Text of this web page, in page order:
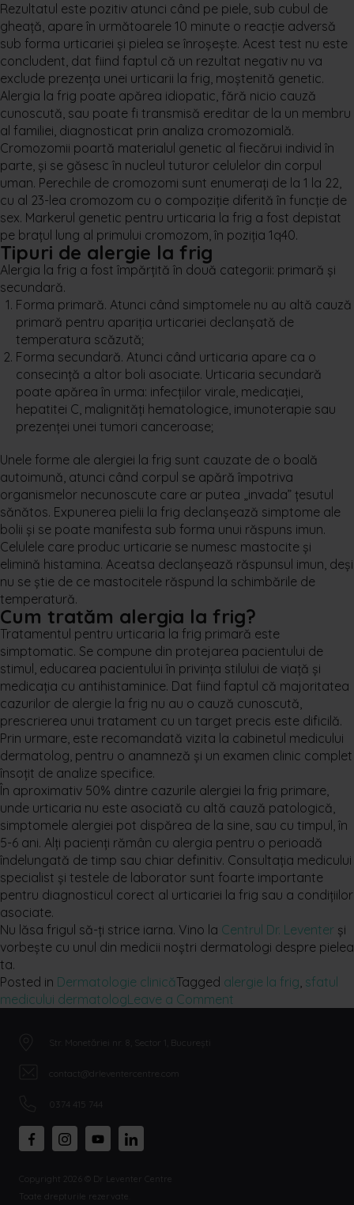
Rezultatul este pozitiv atunci când pe piele, sub cubul de
gheaţă, apare în următoarele 10 minute o reacţie adversă
sub forma urticariei şi pielea se înroșește. Acest test nu este
concludent, dat fiind faptul că un rezultat negativ nu va
exclude prezenţa unei urticarii la frig, moştenită genetic.
Alergia la frig poate apărea idiopatic, fără nicio cauză
cunoscută, sau poate fi transmisă ereditar de la un membru
al familiei, diagnosticat prin analiza cromozomială.
Cromozomii poartă materialul genetic al fiecărui individ în
parte, şi se găsesc în nucleul tuturor celulelor din corpul
uman. Perechile de cromozomi sunt enumeraţi de la 1 la 22,
cu al 23-lea cromozom cu o compoziţie diferită în funcţie de
sex. Markerul genetic pentru urticaria la frig a fost depistat
pe braţul lung al primului cromozom, în poziţia 1q40.
Tipuri de alergie la frig
Alergia la frig a fost împărțită în două categorii: primară şi
secundară.
Forma primară. Atunci când simptomele nu au altă cauză
primară pentru apariţia urticariei declanşată de
temperatura scăzută;
Forma secundară. Atunci când urticaria apare ca o
consecinţă a altor boli asociate. Urticaria secundară
poate apărea în urma: infecţiilor virale, medicaţiei,
hepatitei C, malignităţi hematologice, imunoterapie sau
prezenţei unei tumori canceroase;
Unele forme ale alergiei la frig sunt cauzate de o boală
autoimună, atunci când corpul se apără împotriva
organismelor necunoscute care ar putea „invada” ţesutul
sănătos. Expunerea pielii la frig declanşează simptome ale
bolii şi se poate manifesta sub forma unui răspuns imun.
Celulele care produc urticarie se numesc mastocite și
elimină histamina. Aceatsa declanşează răspunsul imun, deşi
nu se ştie de ce mastocitele răspund la schimbările de
temperatură.
Cum tratăm alergia la frig?
Tratamentul pentru urticaria la frig primară este
simptomatic. Se compune din protejarea pacientului de
stimul, educarea pacientului în privinţa stilului de viaţă şi
medicaţia cu antihistaminice. Dat fiind faptul că majoritatea
cazurilor de alergie la frig nu au o cauză cunoscută,
prescrierea unui tratament cu un target precis este dificilă.
Prin urmare, este recomandată vizita la cabinetul medicului
dermatolog, pentru o anamneză și un examen clinic complet
însoţit de analize specifice.
În aproximativ 50% dintre cazurile alergiei la frig primare,
unde urticaria nu este asociată cu altă cauză patologică,
simptomele alergiei pot dispărea de la sine, sau cu timpul, în
5-6 ani. Alţi pacienţi rămân cu alergia pentru o perioadă
îndelungată de timp sau chiar definitiv. Consultaţia medicului
specialist şi testele de laborator sunt foarte importante
pentru diagnosticul corect al urticariei la frig sau a condiţiilor
asociate.
Nu lăsa frigul să-ți strice iarna. Vino la Centrul Dr. Leventer și
vorbește cu unul din medicii noștri dermatologi despre pielea
ta.
Posted in Dermatologie clinicăTagged alergie la frig, sfatul
medicului dermatologLeave a Comment
Str. Monetăriei nr. 8, Sector 1, București
contact@drleventercentre.com
0374 415 744
Copyright 2026 © Dr Leventer Centre
Toate drepturile rezervate.